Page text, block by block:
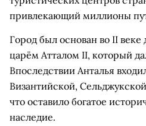
привлекающий миллионы
Город был основан во II
царём Атталом II, который
Впоследствии Анталья
Византийской,
что оставило богатое
наследие.